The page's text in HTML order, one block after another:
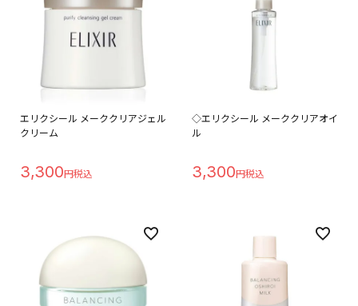
エリクシール メーククリアジェル
クリーム
3,300
◇エリクシール メーククリアオイ
ル
3,300